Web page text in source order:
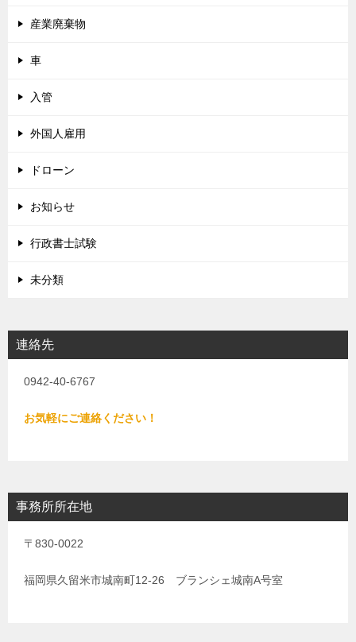
産業廃棄物
車
入管
外国人雇用
ドローン
お知らせ
行政書士試験
未分類
連絡先
0942-40-6767
お気軽にご連絡ください！
事務所所在地
〒830-0022
福岡県久留米市城南町12-26 ブランシェ城南A号室